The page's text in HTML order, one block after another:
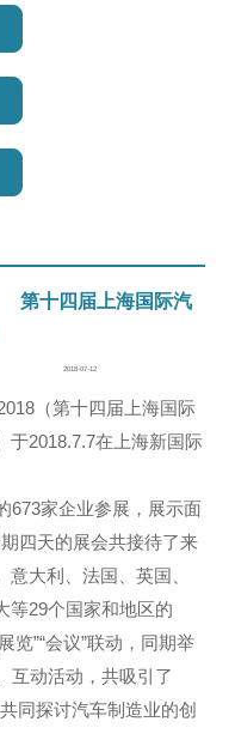
国际汽
12
（第十四届上海国际
于2018.7.7在上海新国际
673家企业参展，展示面
四天的展会共接待了来
大利、法国、英国、
等29个国家和地区的
览”“会议”联动，同期举
互动活动，共吸引了
同探讨汽车制造业的创